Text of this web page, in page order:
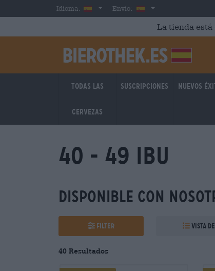
Skip to main contentIdioma: SpanishEnvío: España
La tienda está
Todas las
cervezas
Suscripciones Nuevos
40 - 49 IBU
Disponible con
Filter Vista
40 Resultados